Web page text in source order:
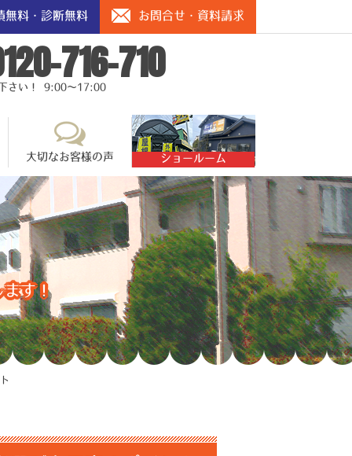
無料・診断無料 お問合せ・資料請求
716-710
さい！ 9:00～17:00
大切なお客様の声 ショールーム
ます！